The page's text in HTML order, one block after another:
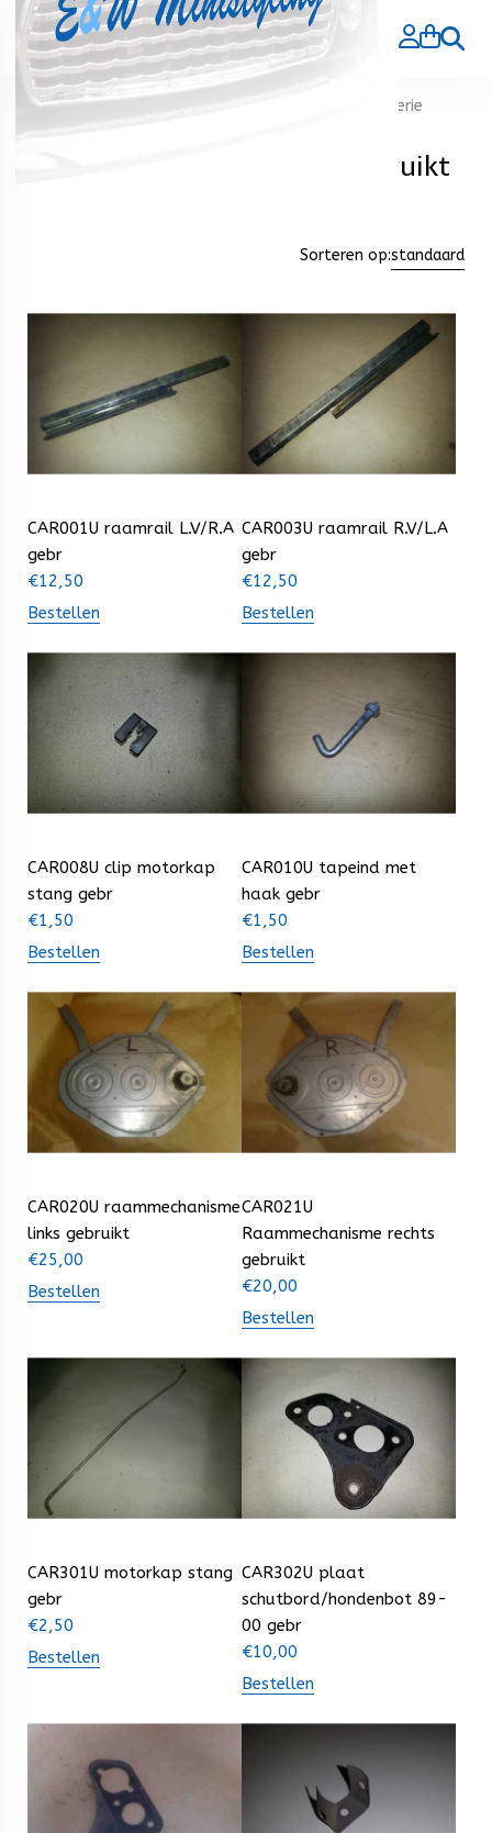
Zoeken
Home>Producten gebruikt
Plaatwerk en carrosserie
gebruikt
Plaatwerk en carrosserie gebruikt
Sorteren op:standaard
CAR001U raamrail L.V/R.A
gebr
€12,50
Bestellen
CAR003U raamrail R.V/L.A
gebr
€12,50
Bestellen
CAR008U clip motorkap
stang gebr
€1,50
Bestellen
CAR010U tapeind met
haak gebr
€1,50
Bestellen
CAR020U raammechanisme
links gebruikt
€25,00
Bestellen
CAR021U
Raammechanisme rechts
gebruikt
€20,00
Bestellen
CAR301U motorkap stang
gebr
€2,50
Bestellen
CAR302U plaat
schutbord/hondenbot 89-
00 gebr
€10,00
Bestellen